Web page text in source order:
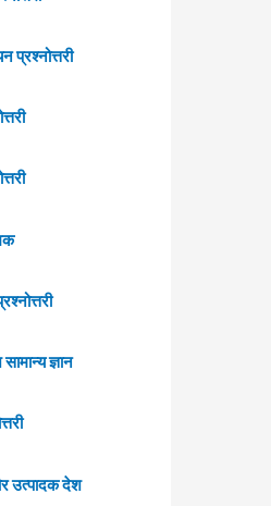
प्रश्नोत्तरी
ज्ञान
उत्पादक देश